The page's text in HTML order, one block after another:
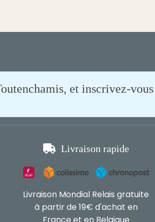
et inscrivez-
 Livraison rapide
Livraison Mondial Relais gratuite
à partir de 19€ d'achat en
France et en Belgique